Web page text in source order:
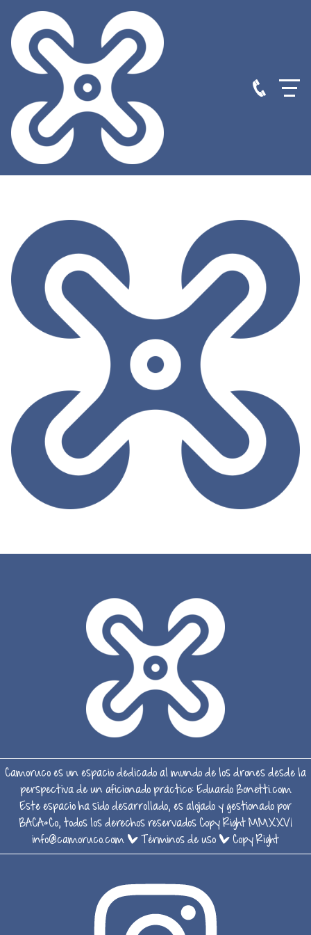
Camoruco es un espacio dedicado al mundo de los drones desde la
perspectiva de un aficionado práctico:Eduardo Bonetti.com
Este espacio ha sido desarrollado, es alojado y gestionado por
BACA&Co, todos los derechos reservados Copy Right MMXXVI
info@camoruco.com |Términos de uso |Copy Right